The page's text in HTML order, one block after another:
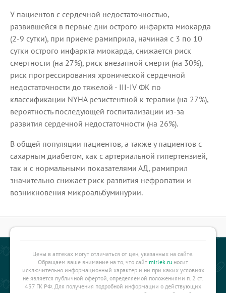
У пациентов с сердечной недостаточностью,
развившейся в первые дни острого инфаркта миокарда
(2-9 сутки), при приеме рамиприла, начиная с 3 по 10
сутки острого инфаркта миокарда, снижается риск
смертности (на 27%), риск внезапной смерти (на 30%),
риск прогрессирования хронической сердечной
недостаточности до тяжелой - III-IV ФК по
классификации NYHA резистентной к терапии (на 27%),
вероятность последующей госпитализации из-за
развития сердечной недостаточности (на 26%).
В общей популяции пациентов, а также у пациентов с
сахарным диабетом, как с артериальной гипертензией,
так и с нормальными показателями АД, рамиприл
значительно снижает риск развития нефропатии и
возникновения микроальбуминурии.
Цены в аптеках могут отличаться от цен, указанных на сайте.
Обращаем ваше внимание на то, что сайт mirlek.ru носит
исключительно информационный характер и ни при каких условиях
не является публичной офертой, определяемой положениями п. 2 ст.
437 ГК РФ. Для получения подробной информации о действующих